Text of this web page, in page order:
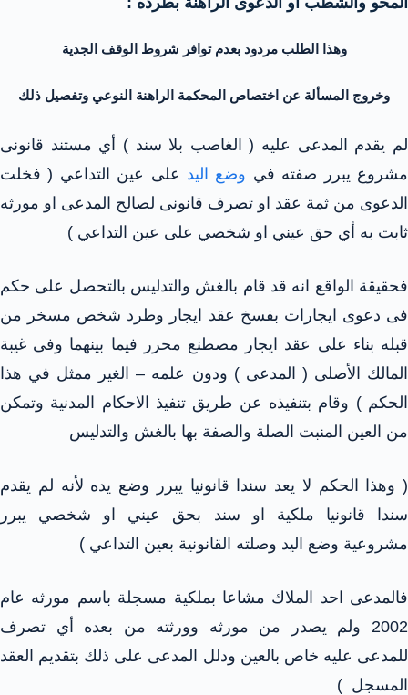
وهذا الطلب مردود بعدم توافر شروط الوقف الجدية
وخروج المسألة عن اختصاص المحكمة الراهنة النوعي وتفصيل ذلك
لم يقدم المدعى عليه ( الغاصب بلا سند ) أي مستند قانونى
مشروع يبرر صفته في وضع اليد على عين التداعي ( فخلت
الدعوى من ثمة عقد او تصرف قانونى لصالح المدعى او مورثه
ثابت به أي حق عيني او شخصي على عين التداعي )
فحقيقة الواقع انه قد قام بالغش والتدليس بالتحصل على حكم
فى دعوى ايجارات بفسخ عقد ايجار وطرد شخص مسخر من
قبله بناء على عقد ايجار مصطنع محرر فيما بينهما وفى غيبة
المالك الأصلى ( المدعى ) ودون علمه – الغير ممثل في هذا
الحكم ) وقام بتنفيذه عن طريق تنفيذ الاحكام المدنية وتمكن
من العين المنبت الصلة والصفة بها بالغش والتدليس
( وهذا الحكم لا يعد سندا قانونيا يبرر وضع يده لأنه لم يقدم
سندا قانونيا ملكية او سند بحق عيني او شخصي يبرر
مشروعية وضع اليد وصلته القانونية بعين التداعي )
فالمدعى احد الملاك مشاعا بملكية مسجلة باسم مورثه عام
2002 ولم يصدر من مورثه وورثته من بعده أي تصرف
للمدعى عليه خاص بالعين ودلل المدعى على ذلك بتقديم العقد
المسجل )